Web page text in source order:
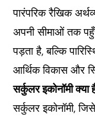
पारंपरिक रैखिक
अपनी सीमाओं तक
पड़ता है, बल्कि
आर्थिक विकास और
सर्कुलर इकोनॉमी
सर्कुलर इकोनॉमी,